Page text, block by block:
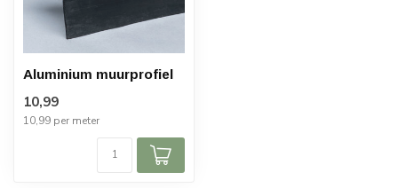
Aluminium muurprofiel
10,99
10,99 per meter